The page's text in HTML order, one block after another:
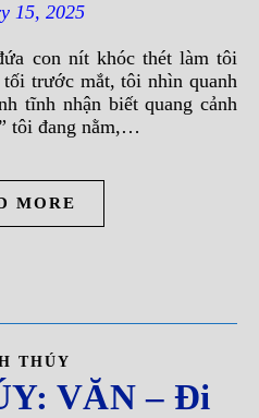
15, 2025
trước mắt, tôi nhìn quanh
tĩnh nhận biết quang cảnh
tôi đang nằm,…
MORE
THÚY
VĂN – Đi